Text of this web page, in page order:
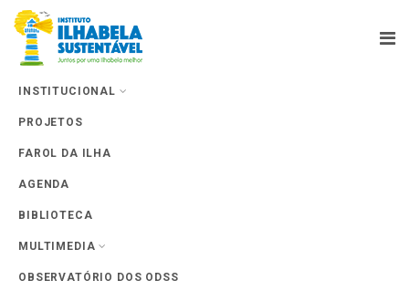
INSTITUCIONAL
PROJETOS
FAROL DA ILHA
AGENDA
BIBLIOTECA
MULTIMEDIA
OBSERVATÓRIO DOS ODSS
Archives: Eventos